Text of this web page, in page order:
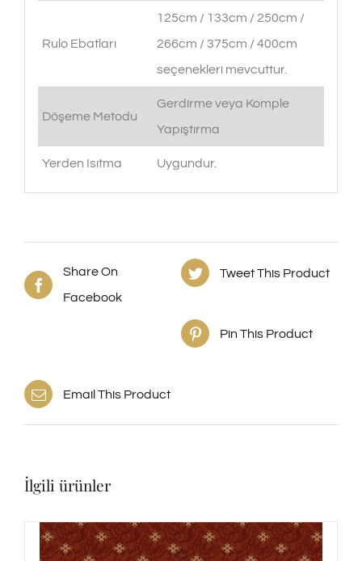
Rulo Ebatları
125cm / 133cm / 250cm /
266cm / 375cm / 400cm
seçenekleri mevcuttur.
Döşeme Metodu
Gerdirme veya Komple
Yapıştırma
Yerden Isıtma Uygundur.
Share On
Facebook
Tweet This Product
Pin This Product
Email This Product
İlgili ürünler